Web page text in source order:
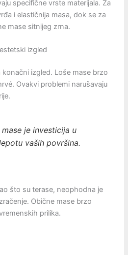
specifične vrste materijala. Za
i elastičnija masa, dok se za
mase sitnijeg zrna.
izgled
izgled. Loše mase brzo
Ovakvi problemi narušavaju
je investicija u
vaših površina.
što su terase, neophodna je
Obične mase brzo
prilika.